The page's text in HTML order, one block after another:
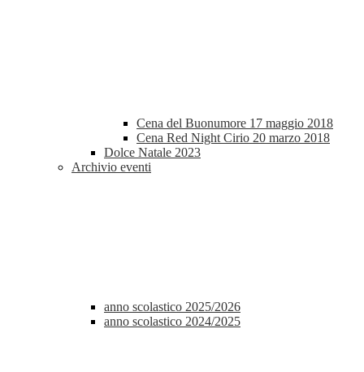
Cena del Buonumore 17 maggio 2018
Cena Red Night Cirio 20 marzo 2018
Dolce Natale 2023
Archivio eventi
anno scolastico 2025/2026
anno scolastico 2024/2025